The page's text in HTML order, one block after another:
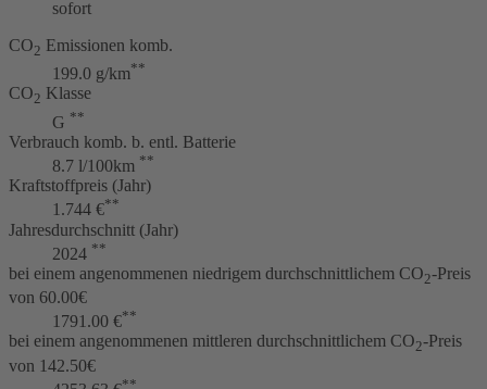
sofort
CO2 Emissionen komb.
199.0 g/km**
CO2 Klasse
G **
Verbrauch komb. b. entl. Batterie
8.7 l/100km **
Kraftstoffpreis (Jahr)
1.744 €**
Jahresdurchschnitt (Jahr)
2024 **
bei einem angenommenen niedrigem durchschnittlichem CO2-Preis
von 60.00€
1791.00 €**
bei einem angenommenen mittleren durchschnittlichem CO2-Preis
von 142.50€
**